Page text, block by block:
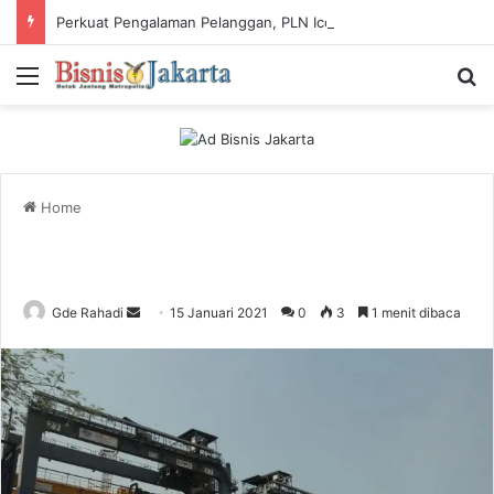
Menu
Home
Gde Rahadi
n
e
15 Januari 2021 0 3 1 menit dibaca